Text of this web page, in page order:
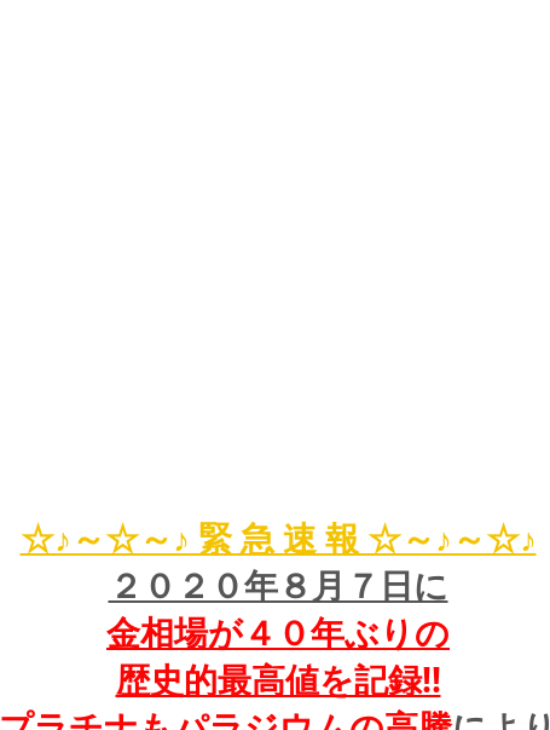
☆♪～☆～♪ 緊 急 速 報 ☆～♪～☆♪
２０２０年８月７日に
金相場が４０年ぶりの
歴史的最高値を記録!!